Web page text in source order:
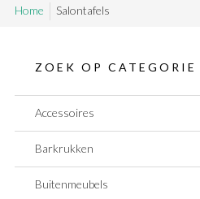
Contact
Home Salontafels
ZOEK OP CATEGORIE
Accessoires
Barkrukken
Buitenmeubels